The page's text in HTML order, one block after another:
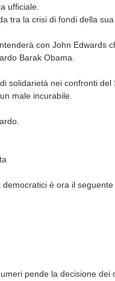
ufficiale.
tra la crisi di fondi della
con John Edwards
Barak Obama.
solidarietà nei confronti del
male incurabile.
è ora il seguente
pende la decisione dei